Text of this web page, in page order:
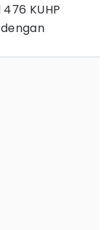
KUHP